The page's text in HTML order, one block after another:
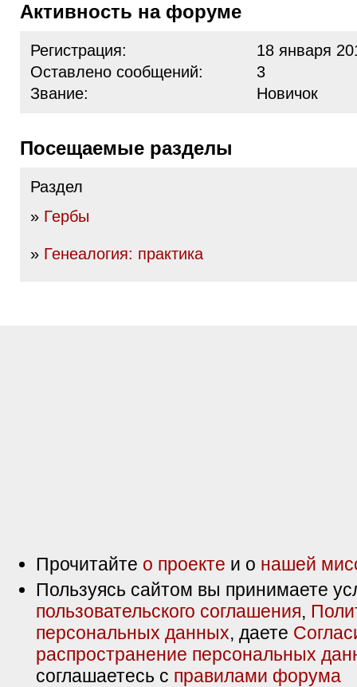
Активность на форуме
Регистрация:
18 января
Оставлено сообщений:
3
Звание:
Новичок
Посещаемые разделы
Раздел
» Гербы
» Генеалогия: практика
Прочитайте о проекте и о нашей
Пользуясь сайтом вы принимаете
пользовательского соглашения,
персональных данных, даете
распространение персональных
соглашаетесь с правилами форума